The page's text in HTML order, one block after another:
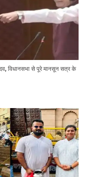
विधानसभा से पूरे मानसून सत्र के